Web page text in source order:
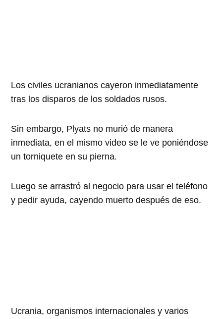
Los civiles ucranianos cayeron inmediatamente
tras los disparos de los soldados rusos.
Sin embargo, Plyats no murió de manera
inmediata, en el mismo video se le ve poniéndose
un torniquete en su pierna.
Luego se arrastró al negocio para usar el teléfono
y pedir ayuda, cayendo muerto después de eso.
Ucrania, organismos internacionales y varios